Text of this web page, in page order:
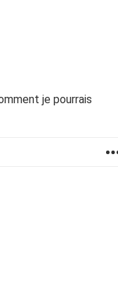
je pourrais